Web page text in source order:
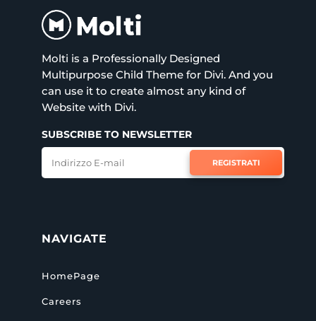
Molti is a Professionally Designed
Multipurpose Child Theme for Divi. And you
can use it to create almost any kind of
Website with Divi.
SUBSCRIBE TO NEWSLETTER
REGISTRATI
NAVIGATE
HomePage
Careers